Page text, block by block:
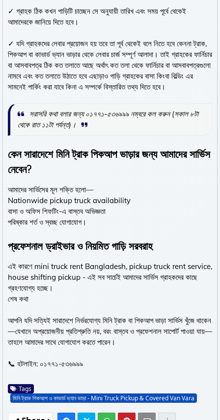
✓ গ্রাহক ঠিক কখন গাড়িটি চাচ্ছেন সে অনুযায়ী তারিখ এবং সময় পূর্বে থেকেই
আমাদেরকে জানিয়ে দিতে হবে।
✓ যদি গ্রাহকদের লেবার প্রয়োজন হয় তবে তা পূর্ব থেকেই বলে নিতে হবে কেননা ট্রাক,
পিকআপ বা কাভার্ড ভ্যান ভাড়ার থেকে লেবার চার্জ সম্পূর্ণ আলাদা। তাই গ্রাহকের ফার্নিচার
বা আসবাবপত্র ঠিক কত তলাতে আছে অর্থাৎ কত তলা থেকে ফার্নিচার বা আসবাবপত্রগুলো
নামবে এবং কত তলাতে উঠাতে হবে এছাড়াও গাড়ি গ্রাহকের বাসা কিংবা বিল্ডিং এর
সামনেই পার্কিং করা যাবে কিনা এ সম্পর্কে বিস্তারিত তথ্য দিতে হবে।
সরাসরি কথা বলার জন্য ০১৭৭১-৫৩৬৯৯৯ নম্বরে কল করুন (সকাল ৮টা
থেকে রাত ১১টা পর্যন্ত)।
কেন সারাদেশে মিনি ট্রাক পিকআপ ভাড়ার জন্য আমাদের সার্ভিস
নেবেন?
আমাদের সার্ভিসের মূল শক্তি হলো—
Nationwide pickup truck availability
বাসা ও অফিস শিফটিং-এ বাস্তব অভিজ্ঞতা
পরিষ্কার শর্ত ও স্বচ্ছ যোগাযোগ।
প্রফেশনাল ড্রাইভার ও নিয়মিত গাড়ি সরবরাহ
এই কারণে mini truck rent Bangladesh, pickup truck rent service,
house shifting pickup - এই সব সার্চেই আমাদের সার্ভিস গ্রাহকদের কাছে
গ্রহণযোগ্য হচ্ছে।
শেষ কথা
আপনি যদি সত্যিই সারাদেশে নির্ভরযোগ্য মিনি ট্রাক বা পিকআপ ভাড়া সার্ভিস খুঁজে থাকেন
—যেখানে অপ্রয়োজনীয় প্রতিশ্রুতি নয়, বরং বাস্তব ও প্রফেশনাল সাপোর্ট পাওয়া যায়—
তাহলে আমাদের সাথে যোগাযোগ করতে পারেন।
📞 হটলাইন: ০১৭৭১-৫৩৬৯৯৯
Tags
মিনি ট্রাক পিকআপ ও কাভার্ড ভ্যান ভাড়া - Mini Truck Pickup & Covered Van Vara